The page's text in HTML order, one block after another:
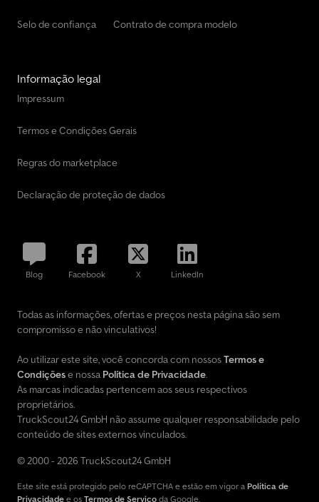
Selo de confiança Contrato de compra modelo
Informação legal
Impressum
Termos e Condições Gerais
Regras do marketplace
Declaração de proteção de dados
Blog Facebook X LinkedIn
Todas as informações, ofertas e preços nesta página são sem
compromisso e não vinculativos!
Ao utilizar este site, você concorda com nossosTermos e
Condiçõese nossa Política de Privacidade.
As marcas indicadas pertencem aos seus respectivos
proprietários.
TruckScout24 GmbH não assume qualquer responsabilidade pelo
conteúdo de sites externos vinculados.
© 2000 - 2026 TruckScout24 GmbH
Este site está protegido pelo reCAPTCHA e estão em vigor a Política de
Privacidade e os Termos de Serviço da Google.